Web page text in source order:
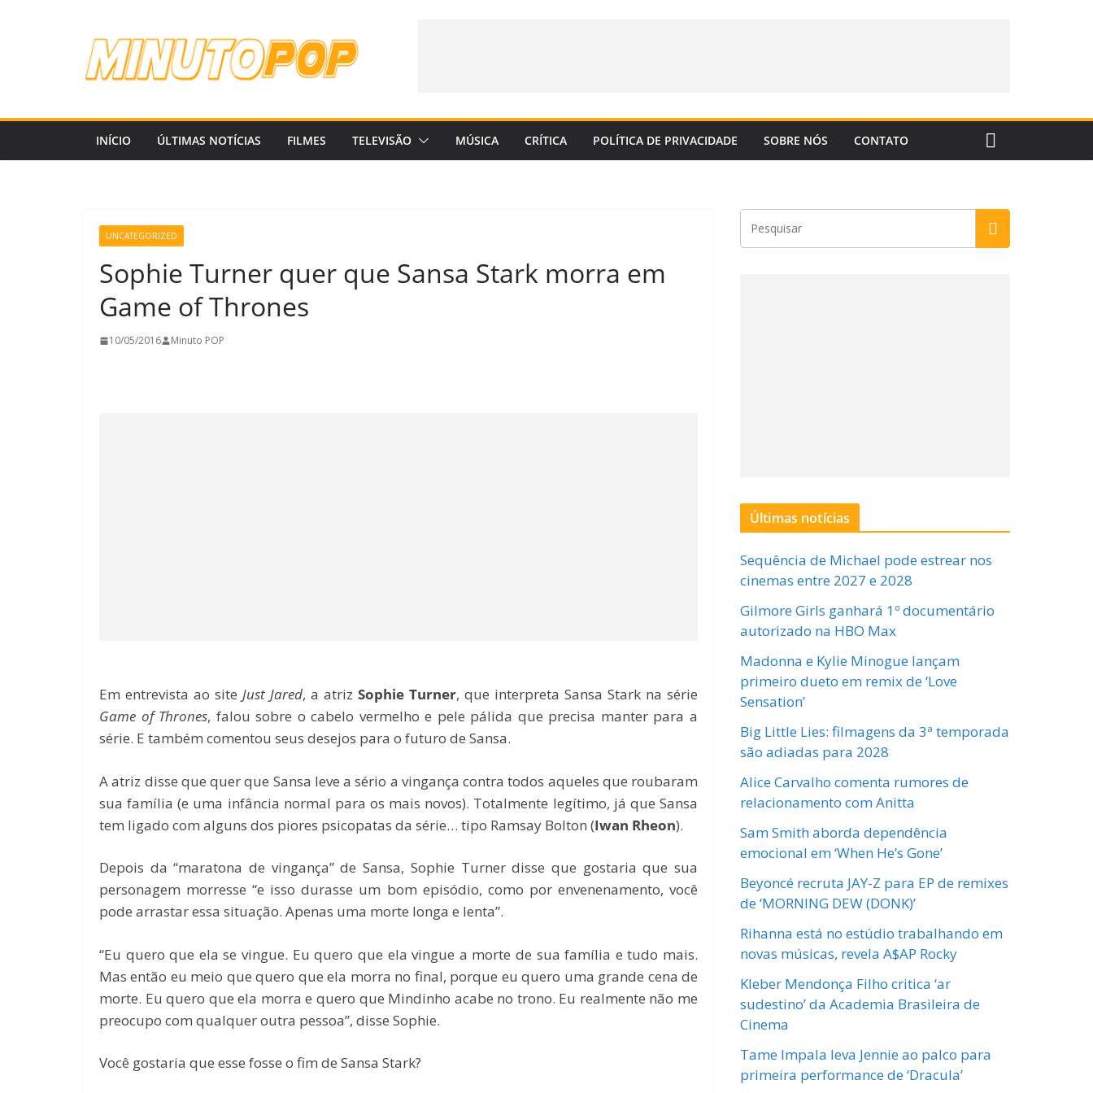
INÍCIO ÚLTIMAS NOTÍCIAS FILMES TELEVISÃO MÚSICA CRÍTICA POLÍTICA DE PRIVACIDADE SOBRE NÓS CONTATO
UNCATEGORIZED
Sophie Turner quer que Sansa Stark morra em
Game of Thrones
10/05/2016 Minuto POP
Em entrevista ao site Just Jared, a atriz Sophie Turner, que interpreta Sansa Stark na série
Game of Thrones, falou sobre o cabelo vermelho e pele pálida que precisa manter para a
série. E também comentou seus desejos para o futuro de Sansa.
A atriz disse que quer que Sansa leve a sério a vingança contra todos aqueles que roubaram
sua família (e uma infância normal para os mais novos). Totalmente legítimo, já que Sansa
tem ligado com alguns dos piores psicopatas da série… tipo Ramsay Bolton (Iwan Rheon).
Depois da “maratona de vingança” de Sansa, Sophie Turner disse que gostaria que sua
personagem morresse “e isso durasse um bom episódio, como por envenenamento, você
pode arrastar essa situação. Apenas uma morte longa e lenta”.
“Eu quero que ela se vingue. Eu quero que ela vingue a morte de sua família e tudo mais.
Mas então eu meio que quero que ela morra no final, porque eu quero uma grande cena de
morte. Eu quero que ela morra e quero que Mindinho acabe no trono. Eu realmente não me
preocupo com qualquer outra pessoa”, disse Sophie.
Você gostaria que esse fosse o fim de Sansa Stark?
Últimas notícias
Sequência de Michael pode estrear nos
cinemas entre 2027 e 2028
Gilmore Girls ganhará 1º documentário
autorizado na HBO Max
Madonna e Kylie Minogue lançam
primeiro dueto em remix de ‘Love
Sensation’
Big Little Lies: filmagens da 3ª temporada
são adiadas para 2028
Alice Carvalho comenta rumores de
relacionamento com Anitta
Sam Smith aborda dependência
emocional em ‘When He’s Gone’
Beyoncé recruta JAY-Z para EP de remixes
de ‘MORNING DEW (DONK)’
Rihanna está no estúdio trabalhando em
novas músicas, revela A$AP Rocky
Kleber Mendonça Filho critica ‘ar
sudestino’ da Academia Brasileira de
Cinema
Tame Impala leva Jennie ao palco para
primeira performance de ‘Dracula’